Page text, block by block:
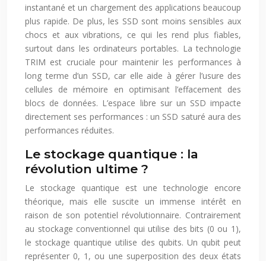
instantané et un chargement des applications beaucoup
plus rapide. De plus, les SSD sont moins sensibles aux
chocs et aux vibrations, ce qui les rend plus fiables,
surtout dans les ordinateurs portables. La technologie
TRIM est cruciale pour maintenir les performances à
long terme d’un SSD, car elle aide à gérer l’usure des
cellules de mémoire en optimisant l’effacement des
blocs de données. L’espace libre sur un SSD impacte
directement ses performances : un SSD saturé aura des
performances réduites.
Le stockage quantique : la
révolution ultime ?
Le stockage quantique est une technologie encore
théorique, mais elle suscite un immense intérêt en
raison de son potentiel révolutionnaire. Contrairement
au stockage conventionnel qui utilise des bits (0 ou 1),
le stockage quantique utilise des qubits. Un qubit peut
représenter 0, 1, ou une superposition des deux états